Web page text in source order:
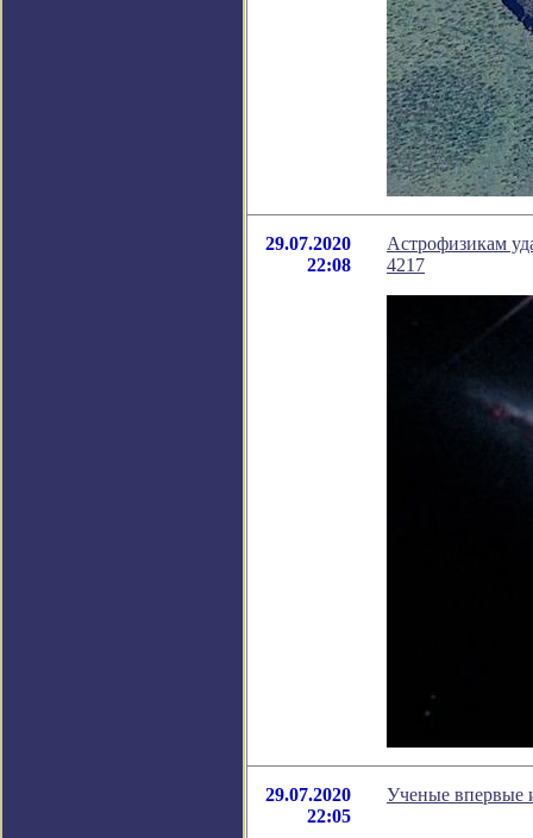
29.07.2020
22:08
Астрофизикам
4217
29.07.2020
22:05
Ученые впервые